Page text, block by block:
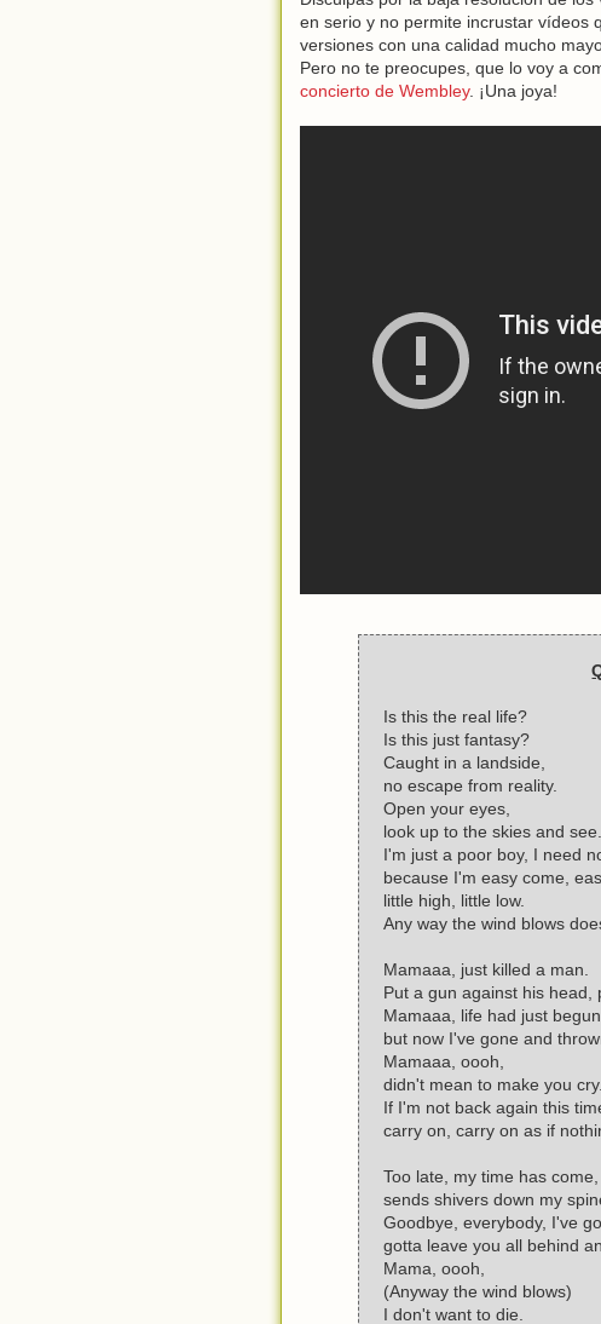
en serio y no permite incrustar vídeos
versiones con una calidad mucho
Pero no te preocupes, que lo voy a
concierto de Wembley. ¡Una joya!
Is this the real life?
Is this just fantasy?
Caught in a landside,
no escape from reality.
Open your eyes,
look up to the skies and see.
I'm just a poor boy, I need
because I'm easy come,
little high, little low.
Any way the wind blows
Mamaaa, just killed a man.
Put a gun against his
Mamaaa, life had just begun
but now I've gone and
Mamaaa, oooh,
didn't mean to make you cry.
If I'm not back again this
carry on, carry on as if
Too late, my time has come,
sends shivers down my
Goodbye, everybody, I've
gotta leave you all behind
Mama, oooh,
(Anyway the wind blows)
I don't want to die.